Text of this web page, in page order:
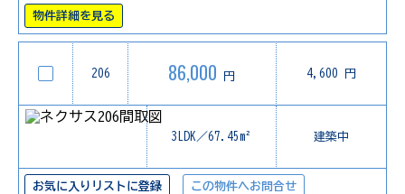
物件詳細を見る
206 86,000 円 4,600 円
3LDK／67.45m² 建築中
お気に入りリストに登録 この物件へお問合せ